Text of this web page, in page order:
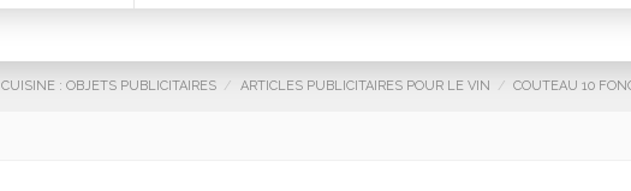
CUISINE : OBJETS PUBLICITAIRES ARTICLES PUBLICITAIRES POUR LE VIN COUTEAU 10